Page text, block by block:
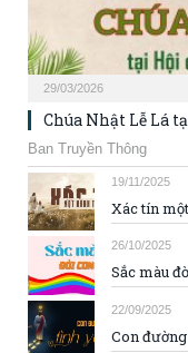
29/03/2026
Chúa Nhật Lễ Lá
Ban Truyền Thông
19/11/2025
Xác tín
26/10/2025
Sắc màu
22/09/2025
Con